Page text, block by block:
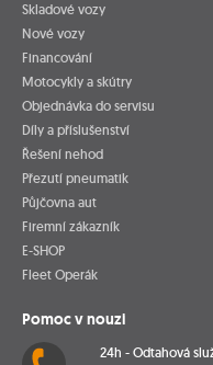
Skladové vozy
Nové vozy
Financování
Motocykly a skútry
Objednávka do servisu
Díly a příslušenství
Řešení nehod
Přezutí pneumatik
Půjčovna aut
Firemní zákazník
E-SHOP
Fleet Operák
Pomoc v nouzi
24h - Odtahová